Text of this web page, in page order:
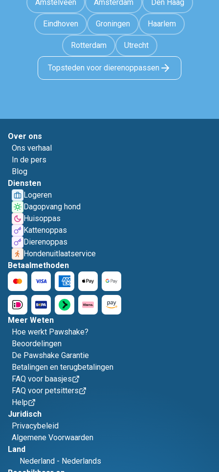
Amstelveen Amsterdam Den Haag
Eindhoven Groningen Haarlem
Rotterdam Utrecht
Topsteden voor dierenoppassen
Over ons
Ons verhaal
In de pers
Blog
Diensten
Logeren
Dagopvang hond
Huisoppas
Kattenoppas
Dierenoppas
Hondenuitlaatservice
Betaalmethoden
Meer Weten
Hoe werkt Pawshake?
Beoordelingen
De Pawshake Garantie
Betalingen en terugbetalingen
FAQ voor baasjes
FAQ voor petsitters
Help
Juridisch
Privacybeleid
Algemene Voorwaarden
Land
Nederland - Nederlands